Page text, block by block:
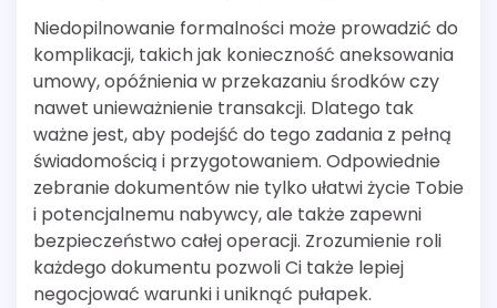
Niedopilnowanie formalności może prowadzić do
komplikacji, takich jak konieczność aneksowania
umowy, opóźnienia w przekazaniu środków czy
nawet unieważnienie transakcji. Dlatego tak
ważne jest, aby podejść do tego zadania z pełną
świadomością i przygotowaniem. Odpowiednie
zebranie dokumentów nie tylko ułatwi życie Tobie
i potencjalnemu nabywcy, ale także zapewni
bezpieczeństwo całej operacji. Zrozumienie roli
każdego dokumentu pozwoli Ci także lepiej
negocjować warunki i uniknąć pułapek.